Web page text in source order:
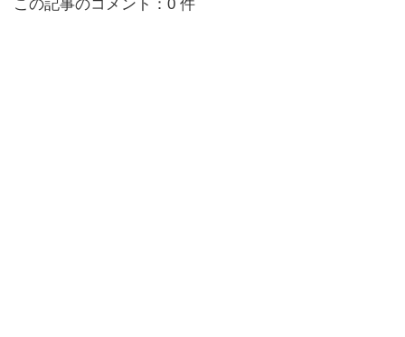
この記事のコメント：0 件